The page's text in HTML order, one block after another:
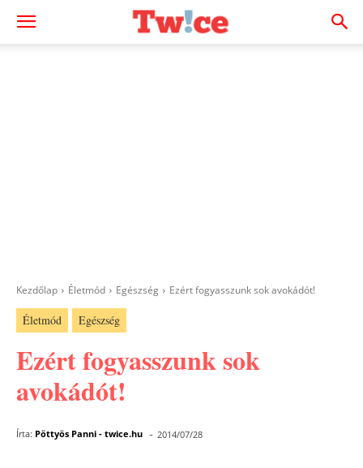
Kezdőlap Életmód Egészség Ezért fogyasszunk sok avokádót!
Életmód Egészség
Ezért fogyasszunk sok
avokádót!
Írta: Pöttyös Panni - twice.hu - 2014/07/28